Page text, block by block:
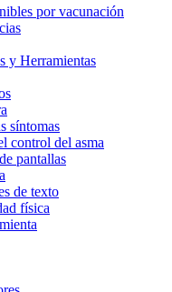
por vacunación
y Herramientas
síntomas
control del asma
pantallas
de texto
física